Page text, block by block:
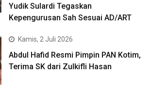
Yudik Sulardi Tegaskan
Kepengurusan Sah Sesuai AD/ART
Kamis, 2 Juli 2026
Abdul Hafid Resmi Pimpin PAN Kotim,
Terima SK dari Zulkifli Hasan